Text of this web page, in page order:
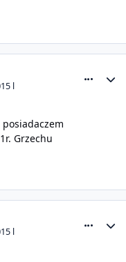
15 l
Grzechu
15 l